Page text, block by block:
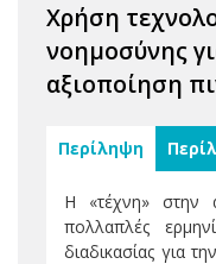
Χρήση
νοημοσύνης
αξιοποίηση
Περίληψη
Η «τέχνη» στην
πολλαπλές
διαδικασίας για